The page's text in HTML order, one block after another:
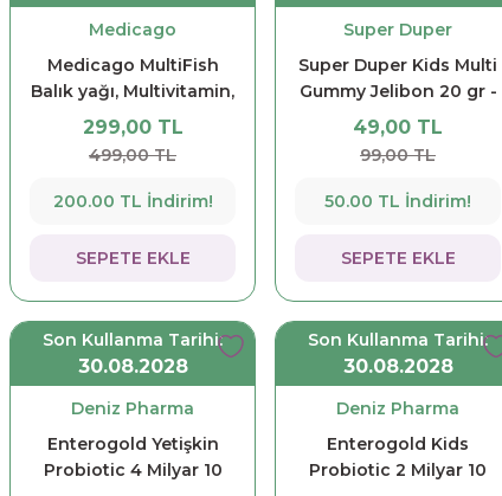
Medicago
Medicago MultiFish
Balık yağı, Multivitamin,
Çinko içeren Takviye
Edici Gıda 150 ml -
Kutusuz
299,00 TL
499,00 TL
200.00 TL İndirim!
SEPETE EKLE
Super Duper
Super Duper Kids Multi
Gummy Jelibon 20 gr -
10 Adet
49,00 TL
99,00 TL
50.00 TL İndirim!
SEPETE EKLE
Son Kullanma Tarihi:
30.08.2028
Deniz Pharma
Enterogold Yetişkin
Probiotic 4 Milyar 10
Son Kullanma Tarihi:
30.08.2028
Deniz Pharma
Enterogold Kids
Probiotic 2 Milyar 10